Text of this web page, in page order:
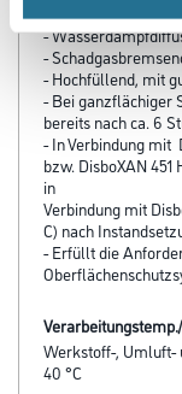
- Rissüberdeckend
-
-
- Hochfüllend, mit
- Bei ganzflächiger
bereits nach ca. 6
- In Verbindung mit
bzw. DisboXAN
in
Verbindung mit
C) nach
- Erfüllt die
Werkstoff-, Umluft-
40 °C